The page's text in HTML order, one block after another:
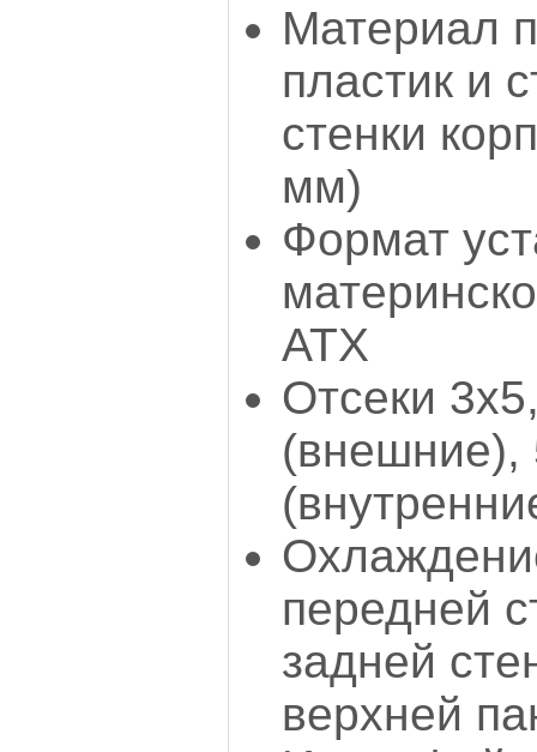
Материал
пластик и
стенки
мм)
Формат
ATX
Отсеки
(внешние),
передней
задней
верхней